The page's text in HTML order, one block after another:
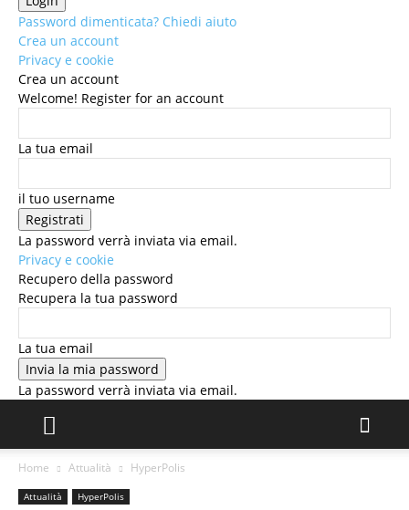
Password dimenticata? Chiedi aiuto
Crea un account
Privacy e cookie
Crea un account
Welcome! Register for an account
La tua email
il tuo username
La password verrà inviata via email.
Privacy e cookie
Recupero della password
Recupera la tua password
La tua email
La password verrà inviata via email.
Home Attualità HyperPolis
Attualità HyperPolis